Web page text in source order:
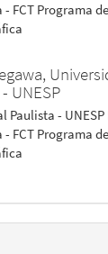
FCT Programa
UNESP
Paulista -
FCT Programa